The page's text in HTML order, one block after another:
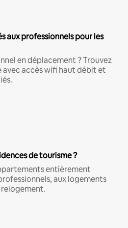
aux professionnels pour les
en déplacement ? Trouvez
avec accès wifi haut débit et
de tourisme ?
entièrement
aux logements